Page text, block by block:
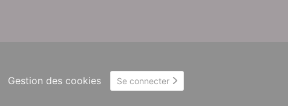
Gestion des cookies Se connecter